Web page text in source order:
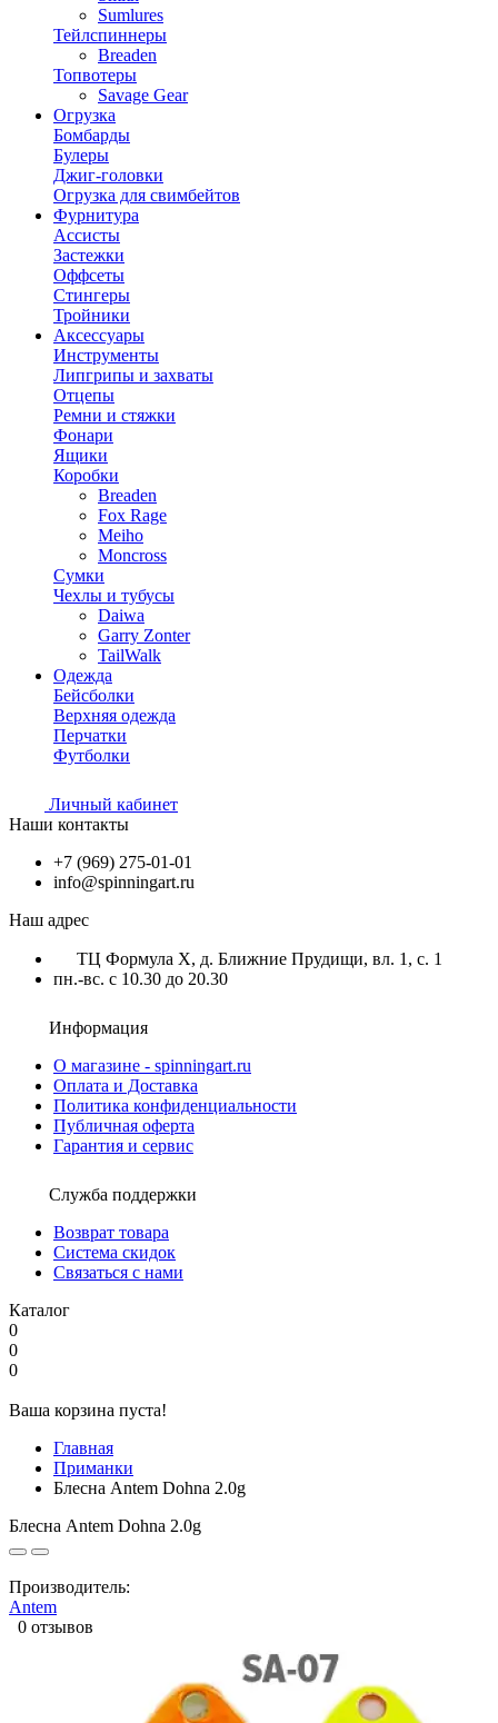
Sumlures
Тейлспиннеры
Breaden
Топвотеры
Savage Gear
Огрузка
Бомбарды
Булеры
Джиг-головки
Огрузка для свимбейтов
Фурнитура
Ассисты
Застежки
Оффсеты
Стингеры
Тройники
Аксессуары
Инструменты
Липгрипы и захваты
Отцепы
Ремни и стяжки
Фонари
Ящики
Коробки
Breaden
Fox Rage
Meiho
Moncross
Сумки
Чехлы и тубусы
Daiwa
Garry Zonter
TailWalk
Одежда
Бейсболки
Верхняя одежда
Перчатки
Футболки
Личный кабинет
Наши контакты
+7 (969) 275-01-01
info@spinningart.ru
Наш адрес
ТЦ Формула X, д. Ближние Прудищи, вл. 1, с. 1
пн.-вс. с 10.30 до 20.30
Информация
О магазине - spinningart.ru
Оплата и Доставка
Политика конфиденциальности
Публичная оферта
Гарантия и сервис
Служба поддержки
Возврат товара
Система скидок
Связаться с нами
Каталог
0
0
0
Ваша корзина пуста!
Главная
Приманки
Блесна Antem Dohna 2.0g
Блесна Antem Dohna 2.0g
Производитель:
Antem
0 отзывов